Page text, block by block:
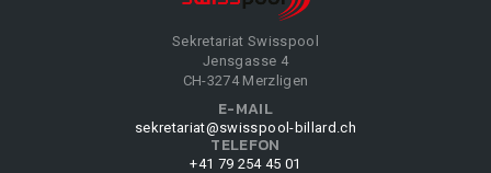
Sekretariat Swisspool
Jensgasse 4
CH-3274 Merzligen
E-MAIL
sekretariat@swisspool-billard.ch
TELEFON
+41 79 254 45 01